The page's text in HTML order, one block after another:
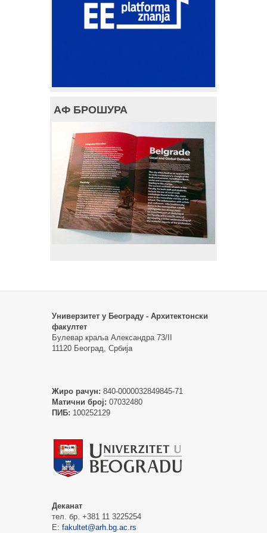
АФ БРОШУРА
Универзитет у Београду - Архитектонски
факултет
Булевар краља Александра 73/II
11120 Београд, Србија
Жиро рачун: 840-0000032849845-71
Матични број: 07032480
ПИБ: 100252129
Деканат
тел. бр. +381 11 3225254
Е: fakultet@arh.bg.ac.rs